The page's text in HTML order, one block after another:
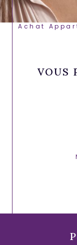
Achat
VOUS